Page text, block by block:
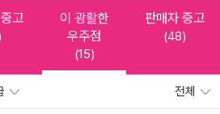
고
이 광활한
우주점
(15)
판매자 중고
(48)
전체